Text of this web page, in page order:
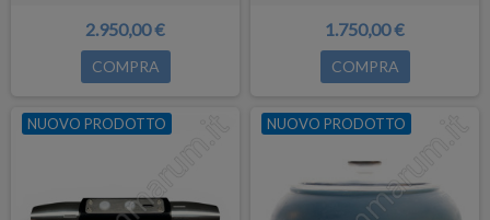
2.950,00 €
COMPRA
1.750,00 €
COMPRA
NUOVO PRODOTTO NUOVO PRODOTTO